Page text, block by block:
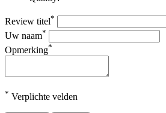
Review titel*
Uw naam*
Opmerking*
* Verplichte velden